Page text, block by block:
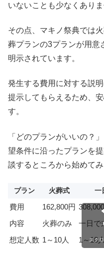
いないことも少なくありま
その点、マキノ祭典では
葬プランの3プランが用意
明示されています。
発生する費用に対する説
提示してもらえるため、
す。
「どのプランがいいの？
望条件に沿ったプランを
談するところから始めて
プラン 火葬式 一
費用 162,800円
内容
火葬のみ 一日で
想定人数 1～10人 1～10
スク